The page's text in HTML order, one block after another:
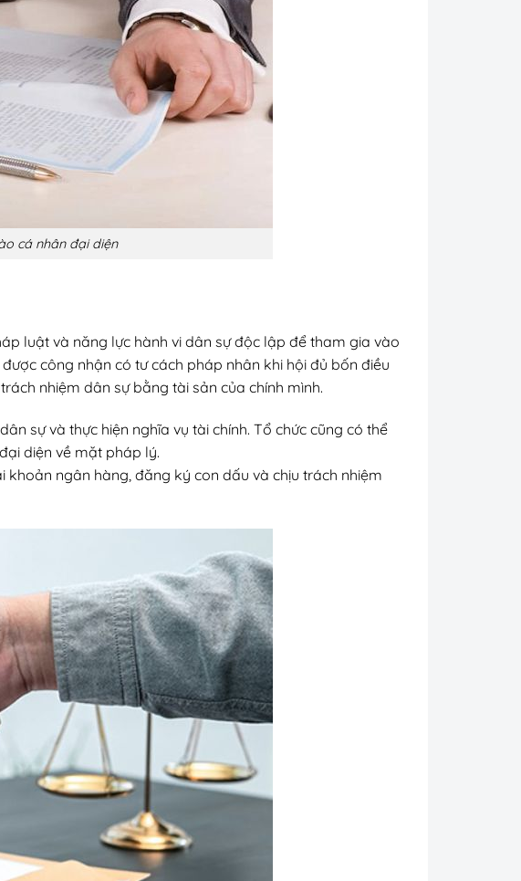
cá nhân đại diện
luật và năng lực hành vi dân sự độc lập để tham gia vào
công nhận có tư cách pháp nhân khi hội đủ bốn điều
nhiệm dân sự bằng tài sản của chính mình.
sự và thực hiện nghĩa vụ tài chính. Tổ chức cũng có thể
diện về mặt pháp lý.
ngân hàng, đăng ký con dấu và chịu trách nhiệm